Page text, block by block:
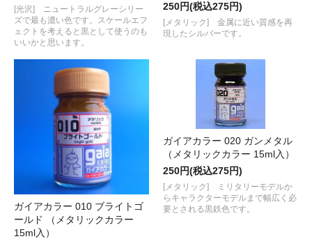
[光沢] ニュートラルグレーシリー
ズで最も濃い色です。スケールエフ
ェクトを考えると黒として使うのも
いいかと思います。
250円(税込275円)
[メタリック] 金属に近い質感を再
現したシルバーです。
ガイアカラー 010 ブライトゴ
ールド （メタリックカラー
15ml入）
ガイアカラー 020 ガンメタル
（メタリックカラー 15ml入）
250円(税込275円)
[メタリック] ミリタリーモデルか
らキャラクターモデルまで幅広く必
要とされる黒鉄色です。